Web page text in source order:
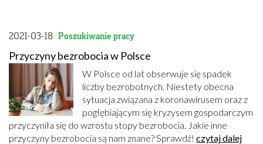
2021-03-18 Poszukiwanie pracy
Przyczyny bezrobocia w Polsce
W Polsce od lat obserwuje się spadek
liczby bezrobotnych. Niestety obecna
sytuacja związana z koronawirusem oraz z
pogłębiającym się kryzysem gospodarczym
przyczyniła się do wzrostu stopy bezrobocia. Jakie inne
przyczyny bezrobocia są nam znane? Sprawdź! czytaj dalej